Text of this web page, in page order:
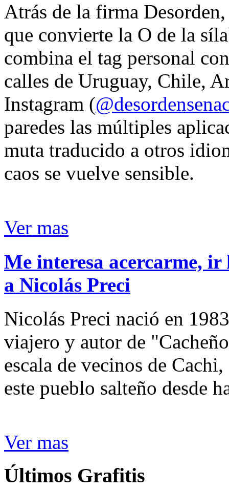
Atrás de la firma
que convierte la O de la
combina el tag personal
calles de Uruguay, Chile,
Instagram (
paredes las múltiples
muta traducido a otros
caos se vuelve sensible.
Ver mas
Me interesa acercarme,
a Nicolás Preci
Nicolás Preci nació en
viajero y autor de
escala de vecinos de
este pueblo salteño desde
Ver mas
Últimos Grafitis